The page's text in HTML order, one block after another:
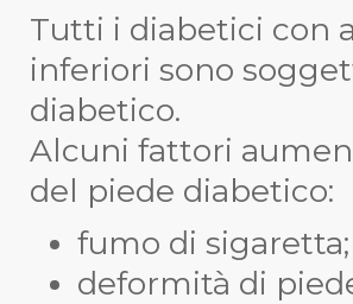
Tutti i diabetici con
inferiori sono
diabetico.
Alcuni fattori
del piede diabetico:
fumo di sigaretta;
deformità di